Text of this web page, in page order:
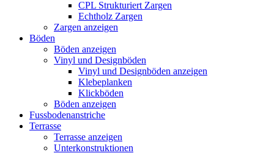
CPL Strukturiert Zargen
Echtholz Zargen
Zargen anzeigen
Böden
Böden anzeigen
Vinyl und Designböden
Vinyl und Designböden anzeigen
Klebeplanken
Klickböden
Böden anzeigen
Fussbodenanstriche
Terrasse
Terrasse anzeigen
Unterkonstruktionen